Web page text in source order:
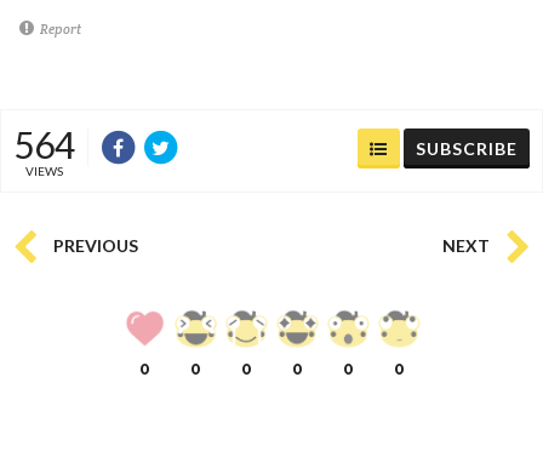
Report
564
VIEWS
SUBSCRIBE
PREVIOUS NEXT
0 0 0 0 0 0